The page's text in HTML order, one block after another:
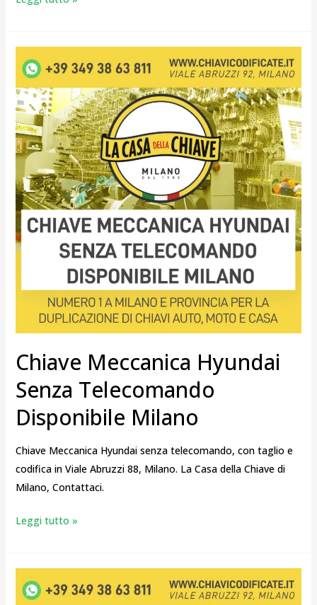
Chiave Meccanica Hyundai
Senza Telecomando
Disponibile Milano
Chiave Meccanica Hyundai senza telecomando, con taglio e
codifica in Viale Abruzzi 88, Milano. La Casa della Chiave di
Milano, Contattaci.
Meccanica
Hyundai
Senza
Telecomando
Disponibile
Milano
Leggi tutto »
Hyundai